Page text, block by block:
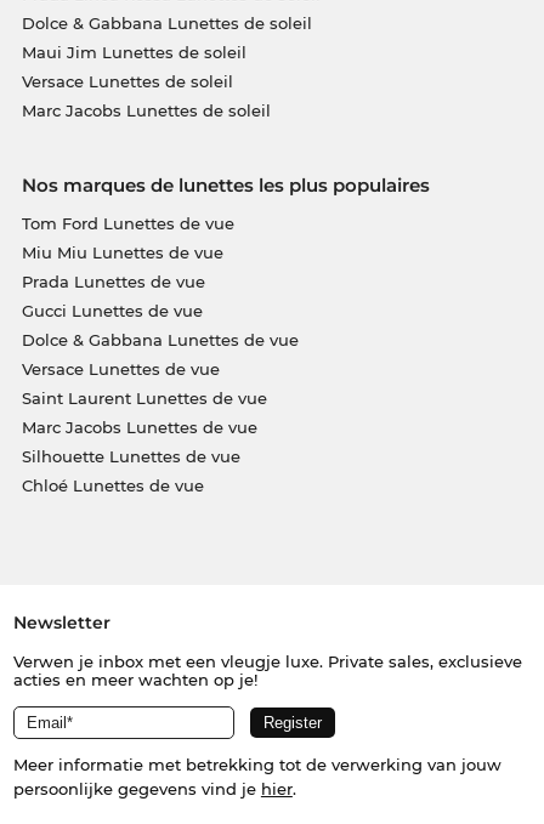
Dolce & Gabbana Lunettes de soleil
Maui Jim Lunettes de soleil
Versace Lunettes de soleil
Marc Jacobs Lunettes de soleil
Nos marques de lunettes les plus populaires
Tom Ford Lunettes de vue
Miu Miu Lunettes de vue
Prada Lunettes de vue
Gucci Lunettes de vue
Dolce & Gabbana Lunettes de vue
Versace Lunettes de vue
Saint Laurent Lunettes de vue
Marc Jacobs Lunettes de vue
Silhouette Lunettes de vue
Chloé Lunettes de vue
Newsletter
Verwen je inbox met een vleugje luxe. Private sales, exclusieve
acties en meer wachten op je!
Meer informatie met betrekking tot de verwerking van jouw
persoonlijke gegevens vind je hier.